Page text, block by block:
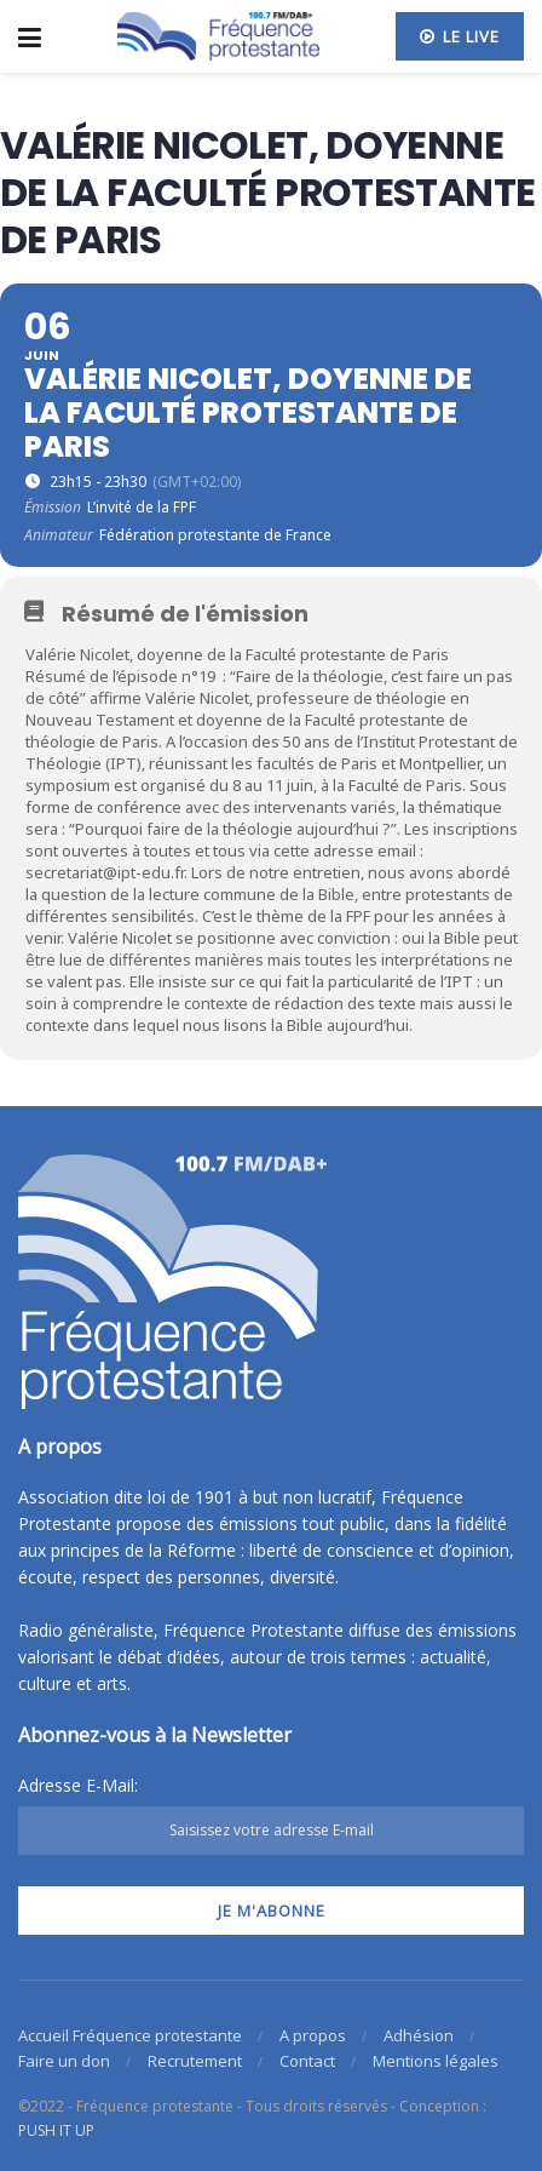
LE LIVE
VALÉRIE NICOLET, DOYENNE
DE LA FACULTÉ PROTESTANTE
DE PARIS
06
JUIN
VALÉRIE NICOLET, DOYENNE DE
LA FACULTÉ PROTESTANTE DE
PARIS
23h15 - 23h30 (GMT+02:00)
Émission L’invité de la FPF
Animateur Fédération protestante de France
Résumé de l'émission
Valérie Nicolet, doyenne de la Faculté protestante de Paris
Résumé de l’épisode n°19 : “Faire de la théologie, c’est faire un pas
de côté” affirme Valérie Nicolet, professeure de théologie en
Nouveau Testament et doyenne de la Faculté protestante de
théologie de Paris. A l’occasion des 50 ans de l’Institut Protestant de
Théologie (IPT), réunissant les facultés de Paris et Montpellier, un
symposium est organisé du 8 au 11 juin, à la Faculté de Paris. Sous
forme de conférence avec des intervenants variés, la thématique
sera : “Pourquoi faire de la théologie aujourd’hui ?”. Les inscriptions
sont ouvertes à toutes et tous via cette adresse email :
secretariat@ipt-edu.fr. Lors de notre entretien, nous avons abordé
la question de la lecture commune de la Bible, entre protestants de
différentes sensibilités. C’est le thème de la FPF pour les années à
venir. Valérie Nicolet se positionne avec conviction : oui la Bible peut
être lue de différentes manières mais toutes les interprétations ne
se valent pas. Elle insiste sur ce qui fait la particularité de l’IPT : un
soin à comprendre le contexte de rédaction des texte mais aussi le
contexte dans lequel nous lisons la Bible aujourd’hui.
A propos
Association dite loi de 1901 à but non lucratif, Fréquence
Protestante propose des émissions tout public, dans la fidélité
aux principes de la Réforme : liberté de conscience et d’opinion,
écoute, respect des personnes, diversité.
Radio généraliste, Fréquence Protestante diffuse des émissions
valorisant le débat d’idées, autour de trois termes : actualité,
culture et arts.
Abonnez-vous à la Newsletter
Adresse E-Mail:
Accueil Fréquence protestante A propos
Adhésion
Faire un don
Recrutement Contact Mentions légales
©2022 - Fréquence protestante - Tous droits réservés - Conception :
PUSH IT UP